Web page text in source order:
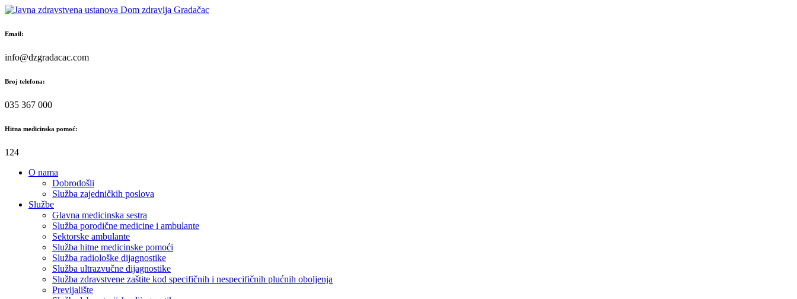
Skip
content
Email:
info@dzgradacac.com
Broj telefona:
035 367 000
Hitna medicinska pomoć:
124
O nama
Dobrodošli
Služba zajedničkih poslova
Službe
Glavna medicinska sestra
Služba porodične medicine i ambulante
Sektorske ambulante
Služba hitne medicinske pomoći
Služba radiološke dijagnostike
Služba ultrazvučne dijagnostike
Služba zdravstvene zaštite kod specifičnih i nespecifičnih plućnih oboljenja
Previjalište